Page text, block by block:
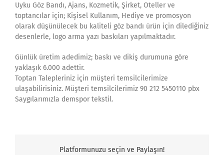
Uyku Göz Bandı, Ajans, Kozmetik, Şirket, Oteller ve
toptancılar için; Kişisel Kullanım, Hediye ve promosyon
olarak düşünülecek bu kaliteli göz bandı ürün için dilediğiniz
desenlerle, logo arma yazı baskıları yapılmaktadır.
Günlük üretim adedimiz; baskı ve dikiş durumuna göre
yaklaşık 6.000 adettir.
Toptan Talepleriniz için müşteri temsilcilerimize
ulaşabilirisiniz. Müşteri temsilcilerimiz 90 212 5450110 pbx
Saygılarımızla demspor tekstil.
Platformunuzu seçin ve Paylaşın!